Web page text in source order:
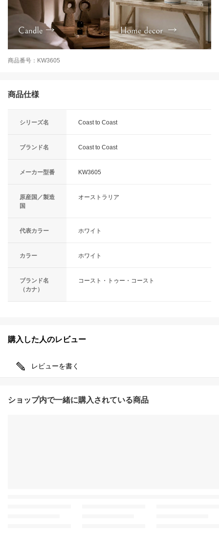
商品番号：KW3605
商品仕様
シリーズ名 Coast to Coast
ブランド名 Coast to Coast
メーカー型番 KW3605
原産国／製造
国
オーストラリア
代表カラー ホワイト
カラー ホワイト
ブランド名
（カナ）
コースト・トゥー・コースト
購入した人のレビュー
レビューを書く
ショップ内で一緒に購入されている商品